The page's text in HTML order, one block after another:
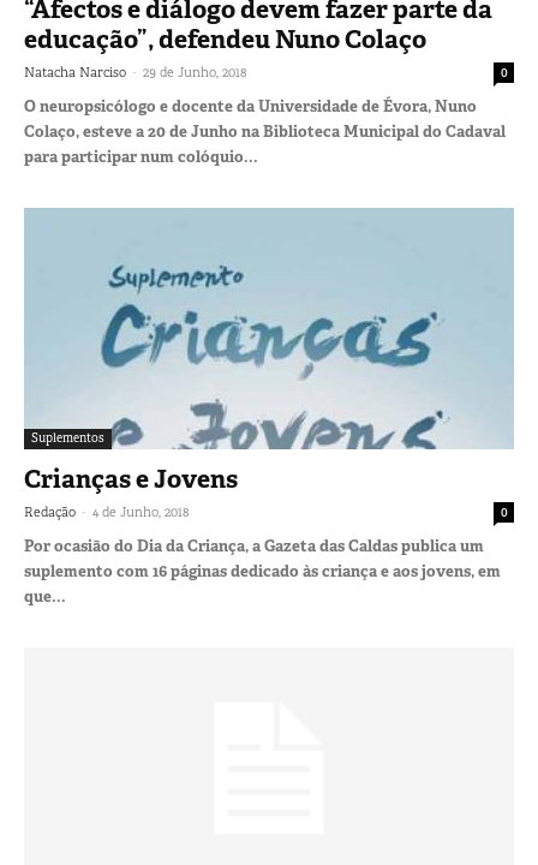
“Afectos e diálogo devem fazer parte da
educação”, defendeu Nuno Colaço
Natacha Narciso - 29 de Junho, 2018 0
O neuropsicólogo e docente da Universidade de Évora, Nuno
Colaço, esteve a 20 de Junho na Biblioteca Municipal do Cadaval
para participar num colóquio...
Suplementos
Crianças e Jovens
Redação - 4 de Junho, 2018 0
Por ocasião do Dia da Criança, a Gazeta das Caldas publica um
suplemento com 16 páginas dedicado às criança e aos jovens, em
que...